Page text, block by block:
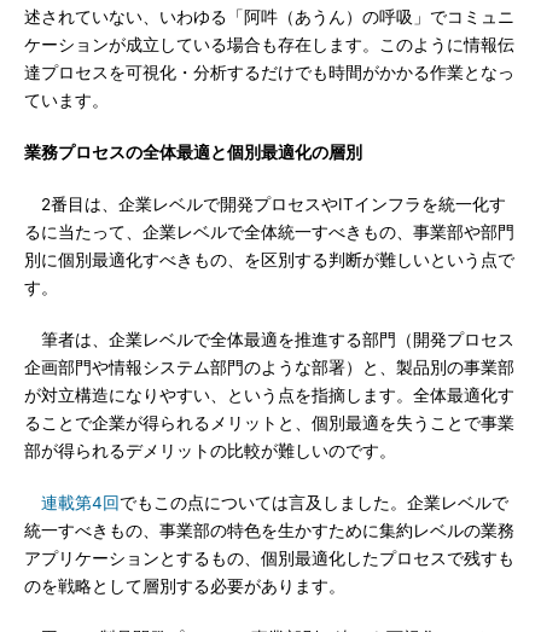
述されていない、いわゆる「阿吽（あうん）の呼吸」でコミュニ
ケーションが成立している場合も存在します。このように情報伝
達プロセスを可視化・分析するだけでも時間がかかる作業となっ
ています。
業務プロセスの全体最適と個別最適化の層別
2番目は、企業レベルで開発プロセスやITインフラを統一化す
るに当たって、企業レベルで全体統一すべきもの、事業部や部門
別に個別最適化すべきもの、を区別する判断が難しいという点で
す。
筆者は、企業レベルで全体最適を推進する部門（開発プロセス
企画部門や情報システム部門のような部署）と、製品別の事業部
が対立構造になりやすい、という点を指摘します。全体最適化す
ることで企業が得られるメリットと、個別最適を失うことで事業
部が得られるデメリットの比較が難しいのです。
連載第4回でもこの点については言及しました。企業レベルで
統一すべきもの、事業部の特色を生かすために集約レベルの業務
アプリケーションとするもの、個別最適化したプロセスで残すも
のを戦略として層別する必要があります。